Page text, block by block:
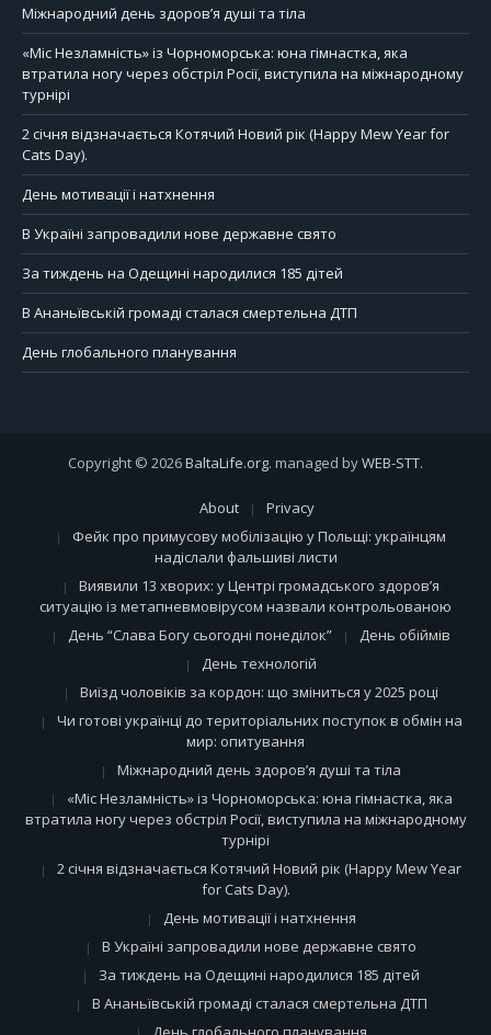
Міжнародний день здоров’я душі та тіла
«Міс Незламність» із Чорноморська: юна гімнастка, яка
втратила ногу через обстріл Росії, виступила на міжнародному
турнірі
2 січня відзначається Котячий Новий рік (Happy Mew Year for
Cats Day).
День мотивації і натхнення
В Україні запровадили нове державне свято
За тиждень на Одещині народилися 185 дітей
В Ананьївській громаді сталася смертельна ДТП
День глобального планування
Copyright © 2026BaltaLife.org. managed byWEB-STT.
About
Privacy
Фейк про примусову мобілізацію у Польщі: українцям
надіслали фальшиві листи
Виявили 13 хворих: у Центрі громадського здоров’я
ситуацію із метапневмовірусом назвали контрольованою
День “Слава Богу сьогодні понеділок”
День обіймів
День технологій
Виїзд чоловіків за кордон: що зміниться у 2025 році
Чи готові українці до територіальних поступок в обмін на
мир: опитування
Міжнародний день здоров’я душі та тіла
«Міс Незламність» із Чорноморська: юна гімнастка, яка
втратила ногу через обстріл Росії, виступила на міжнародному
турнірі
2 січня відзначається Котячий Новий рік (Happy Mew Year
for Cats Day).
День мотивації і натхнення
В Україні запровадили нове державне свято
За тиждень на Одещині народилися 185 дітей
В Ананьївській громаді сталася смертельна ДТП